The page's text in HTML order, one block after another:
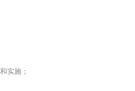
实施；